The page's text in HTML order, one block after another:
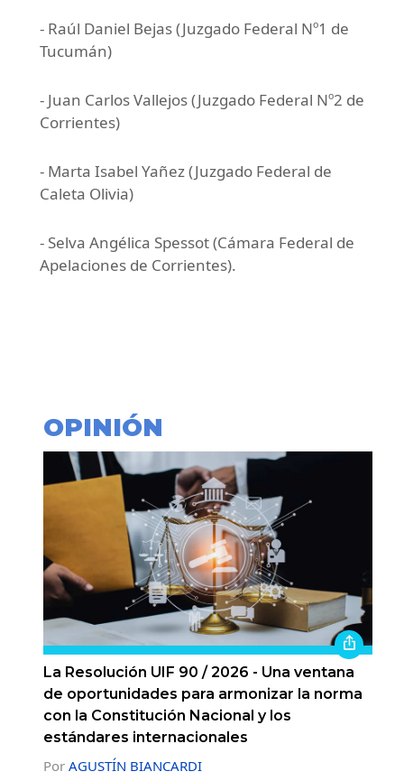
- Raúl Daniel Bejas (Juzgado Federal Nº1 de
Tucumán)
- Juan Carlos Vallejos (Juzgado Federal Nº2 de
Corrientes)
- Marta Isabel Yañez (Juzgado Federal de
Caleta Olivia)
- Selva Angélica Spessot (Cámara Federal de
Apelaciones de Corrientes).
OPINIÓN
La Resolución UIF 90 / 2026 - Una ventana
de oportunidades para armonizar la norma
con la Constitución Nacional y los
estándares internacionales
Por AGUSTÍN BIANCARDI